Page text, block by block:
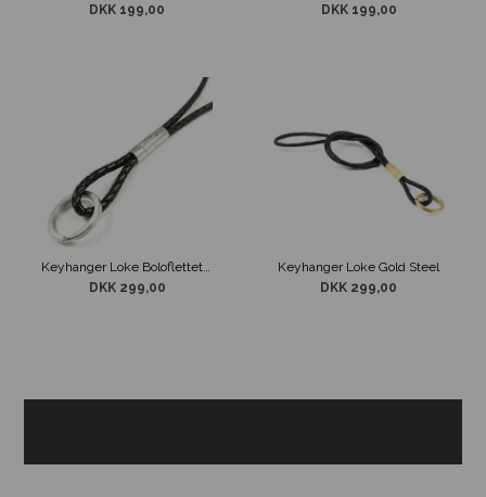
DKK 199,00
DKK 199,00
Keyhanger Loke Boloflettet Læder Sølv
DKK 299,00
Keyhanger Loke Gold Steel
DKK 299,00